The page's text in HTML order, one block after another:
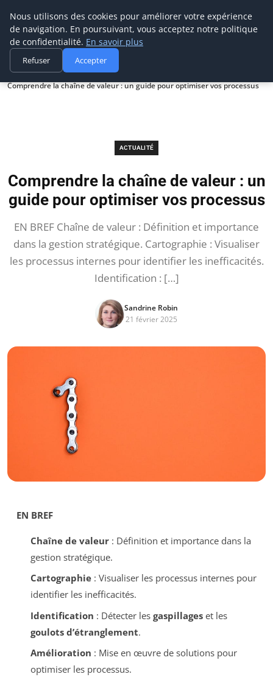
Prospection Pro
Accueil
Actualité
Comprendre la chaîne de valeur : un guide pour optimiser vos processus
ACTUALITÉ
Comprendre la chaîne de valeur : un
guide pour optimiser vos processus
EN BREF Chaîne de valeur : Définition et importance
dans la gestion stratégique. Cartographie : Visualiser
les processus internes pour identifier les inefficacités.
Identification : […]
Sandrine Robin
21 février 2025
EN BREF
Chaîne de valeur: Définition et importance dans la
gestion stratégique.
Cartographie: Visualiser les processus internes pour
identifier les inefficacités.
Identification : Détecter les gaspillageset les
goulots d’étranglement.
Amélioration : Mise en œuvre de solutions pour
optimiser les processus.
Nous utilisons des cookies pour améliorer votre expérience
de navigation. En poursuivant, vous acceptez notre politique
de confidentialité. En savoir plus
Refuser Accepter